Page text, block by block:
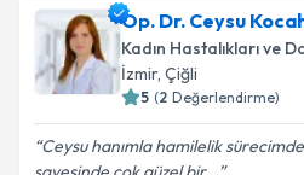
Op. Dr. Damla Sönmez
takvimi talebi oluşturun. Size
almanız için bir takvim
bilgilendireceğiz.
E-posta Adresiniz
Op. Dr. Ceysu
Kadın Hastalıkları ve
İzmir, Çiğli
5 (2 Değerlendirme)
Ceysu hanımla hamilelik